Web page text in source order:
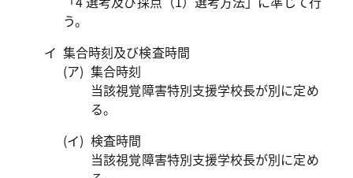
う。
集合時刻及び検査時間
集合時刻
当該視覚障害特別支援学校長が別に定め
る。
検査時間
当該視覚障害特別支援学校長が別に定め